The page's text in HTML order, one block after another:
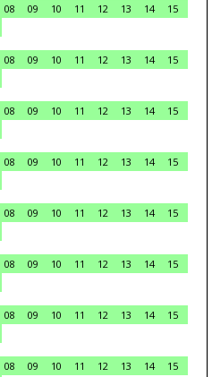
08 09 10 11 12 13 14
15
08 09 10 11 12 13 14
15
08 09 10 11 12 13 14
15
08 09 10 11 12 13 14
15
08 09 10 11 12 13 14
15
08 09 10 11 12 13 14
15
08 09 10 11 12 13 14
15
08 09 10 11 12 13 14
15